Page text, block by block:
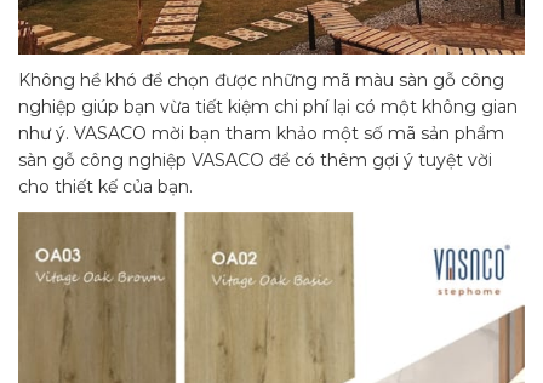
Không hề khó để chọn được những mã màu sàn gỗ công
nghiệp giúp bạn vừa tiết kiệm chi phí lại có một không gian
như ý. VASACO mời bạn tham khảo một số mã sản phẩm
sàn gỗ công nghiệp VASACO để có thêm gợi ý tuyệt vời
cho thiết kế của bạn.